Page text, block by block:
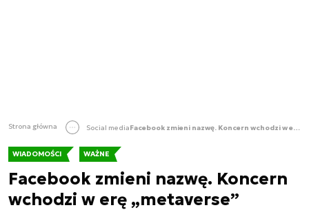
Strona główna Social media Facebook zmieni nazwę. Koncern wchodzi w erę „metaverse”
WIADOMOŚCI WAŻNE
Facebook zmieni nazwę. Koncern
wchodzi w erę „metaverse”